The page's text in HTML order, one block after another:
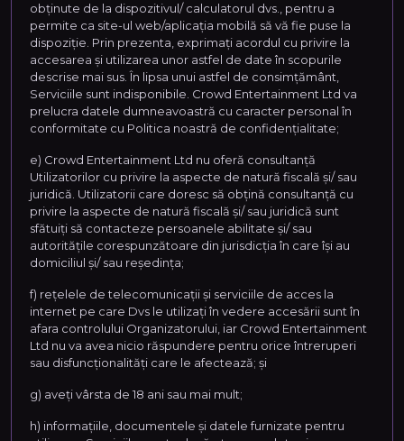
obținute de la dispozitivul/ calculatorul dvs., pentru a
permite ca site-ul web/aplicația mobilă să vă fie puse la
dispoziție. Prin prezenta, exprimați acordul cu privire la
accesarea și utilizarea unor astfel de date în scopurile
descrise mai sus. În lipsa unui astfel de consimțământ,
Serviciile sunt indisponibile. Crowd Entertainment Ltd va
prelucra datele dumneavoastră cu caracter personal în
conformitate cu Politica noastră de confidențialitate;
e) Crowd Entertainment Ltd nu oferă consultanță
Utilizatorilor cu privire la aspecte de natură fiscală și/ sau
juridică. Utilizatorii care doresc să obțină consultanță cu
privire la aspecte de natură fiscală și/ sau juridică sunt
sfătuiți să contacteze persoanele abilitate și/ sau
autoritățile corespunzătoare din jurisdicția în care își au
domiciliul și/ sau reședința;
f) rețelele de telecomunicații și serviciile de acces la
internet pe care Dvs le utilizați în vedere accesării sunt în
afara controlului Organizatorului, iar Crowd Entertainment
Ltd nu va avea nicio răspundere pentru orice întreruperi
sau disfuncționalități care le afectează; și
g) aveți vârsta de 18 ani sau mai mult;
h) informațiile, documentele și datele furnizate pentru